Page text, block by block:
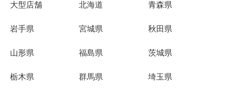
大型店舗 北海道 青森県
岩手県 宮城県 秋田県
山形県 福島県 茨城県
栃木県 群馬県 埼玉県